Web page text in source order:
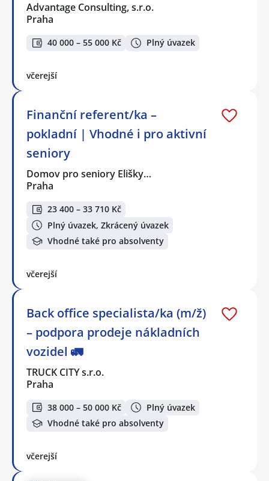
Advantage Consulting, s.r.o.
Praha
40 000 – 55 000 Kč Plný úvazek
včerejší
Finanční referent/ka –
pokladní | Vhodné i pro aktivní
seniory
Domov pro seniory Elišky…
Praha
23 400 – 33 710 Kč
Plný úvazek, Zkrácený úvazek
Vhodné také pro absolventy
včerejší
Back office specialista/ka (m/ž)
– podpora prodeje nákladních
vozidel 🚛
TRUCK CITY s.r.o.
Praha
38 000 – 50 000 Kč
Plný úvazek
Vhodné také pro absolventy
včerejší